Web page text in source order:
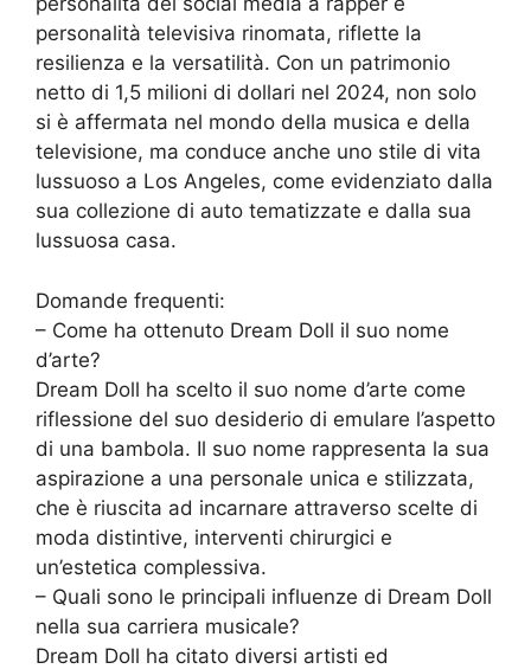
personalità televisiva rinomata, riflette la
resilienza e la versatilità. Con un patrimonio
netto di 1,5 milioni di dollari nel 2024, non solo
si è affermata nel mondo della musica e della
televisione, ma conduce anche uno stile di vita
lussuoso a Los Angeles, come evidenziato dalla
sua collezione di auto tematizzate e dalla sua
lussuosa casa.
Domande frequenti:
– Come ha ottenuto Dream Doll il suo nome
d’arte?
Dream Doll ha scelto il suo nome d’arte come
riflessione del suo desiderio di emulare l’aspetto
di una bambola. Il suo nome rappresenta la sua
aspirazione a una personale unica e stilizzata,
che è riuscita ad incarnare attraverso scelte di
moda distintive, interventi chirurgici e
un’estetica complessiva.
– Quali sono le principali influenze di Dream Doll
nella sua carriera musicale?
Dream Doll ha citato diversi artisti ed